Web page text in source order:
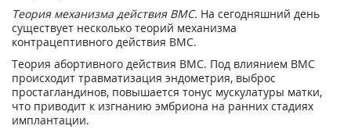
Теория механизма действия ВМС. На сегодняшний день
существует несколько теорий механизма
контрацептивного действия ВМС.
Теория абортивного действия ВМС. Под влиянием ВМС
происходит травматизация эндометрия, выброс
простагландинов, повышается тонус мускулатуры матки,
что приводит к изгнанию эмбриона на ранних стадиях
имплантации.